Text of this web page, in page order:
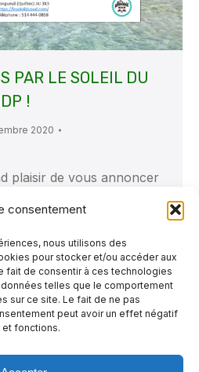
consentement
nous utilisons des
pour stocker et/ou accéder aux
fait de consentir à ces technologies
telles que le comportement
sur ce site. Le fait de ne pas
peut avoir un effet négatif
et fonctions.
PAR LE SOLEIL DU
!
2020
plaisir de vous annoncer
et de source
une levée de fonds
21 décembre
festin » est une boîte
qui contient des